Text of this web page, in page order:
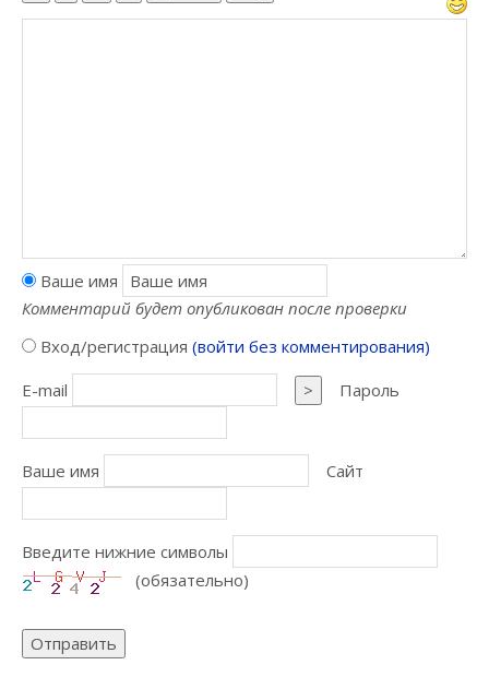
Ваше имя
Комментарий будет опубликован после проверки
Вход/регистрация (войти без комментирования)
E-mail
> Пароль
Ваше имя Сайт
Введите нижние символы
(обязательно)
Отправить